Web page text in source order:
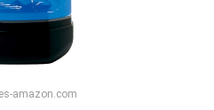
amazon.com